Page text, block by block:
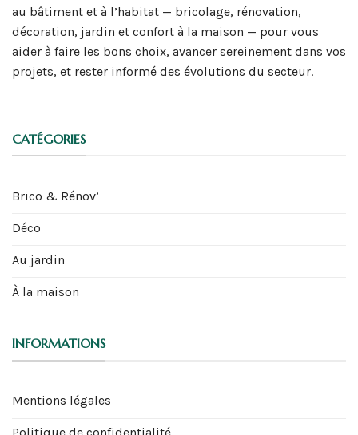
au bâtiment et à l’habitat — bricolage, rénovation,
décoration, jardin et confort à la maison — pour vous
aider à faire les bons choix, avancer sereinement dans vos
projets, et rester informé des évolutions du secteur.
CATÉGORIES
Brico & Rénov’
Déco
Au jardin
À la maison
INFORMATIONS
Mentions légales